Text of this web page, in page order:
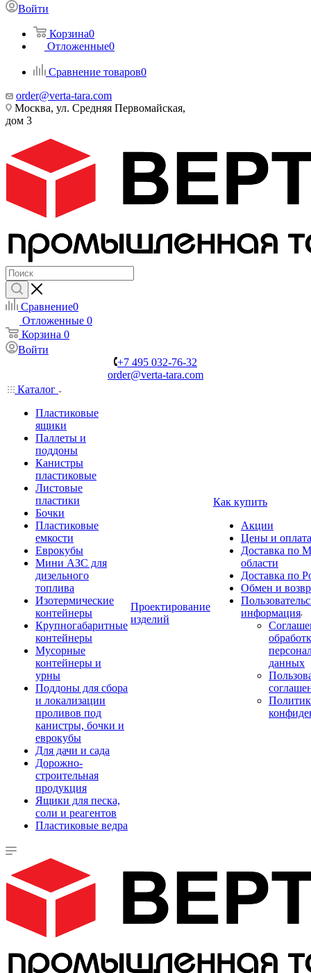
Войти
Корзина0
Отложенные0
Сравнение товаров0
order@verta-tara.com
Москва, ул. Средняя Первомайская,
дом 3
Сравнение0
Отложенные 0
Корзина 0
Войти
+7 495 032-76-32
order@verta-tara.com
Каталог
Пластиковые
ящики
Паллеты и
поддоны
Канистры
пластиковые
Листовые
пластики
Бочки
Пластиковые
емкости
Еврокубы
Мини АЗС для
дизельного
топлива
Изотермические
контейнеры
Крупногабаритные
контейнеры
Мусорные
контейнеры и
урны
Поддоны для сбора
и локализации
проливов под
канистры, бочки и
еврокубы
Для дачи и сада
Дорожно-
строительная
продукция
Ящики для песка,
соли и реагентов
Пластиковые ведра
Проектирование
изделий
Как купить
Акции
Цены и оплата
Доставка по
области
Доставка по
Обмен и
информация
данных